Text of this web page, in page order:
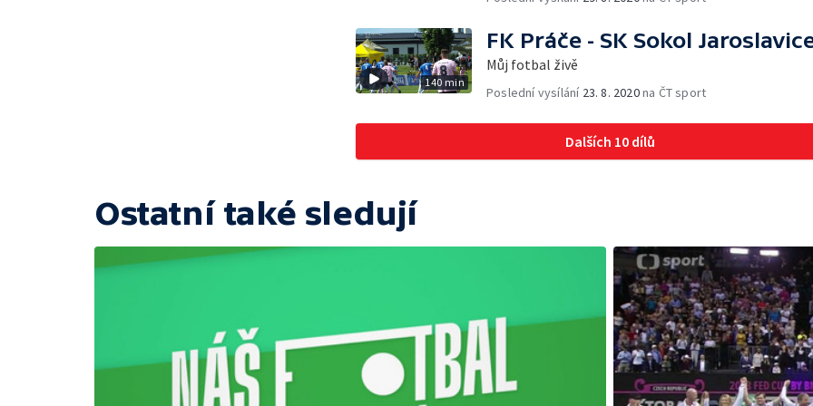
140 min
FK Práče - SK Sokol
Můj fotbal živě
Poslední vysílání 23. 8. 2020na ČT sport
Dalších 10 dílů
Ostatní také sledují